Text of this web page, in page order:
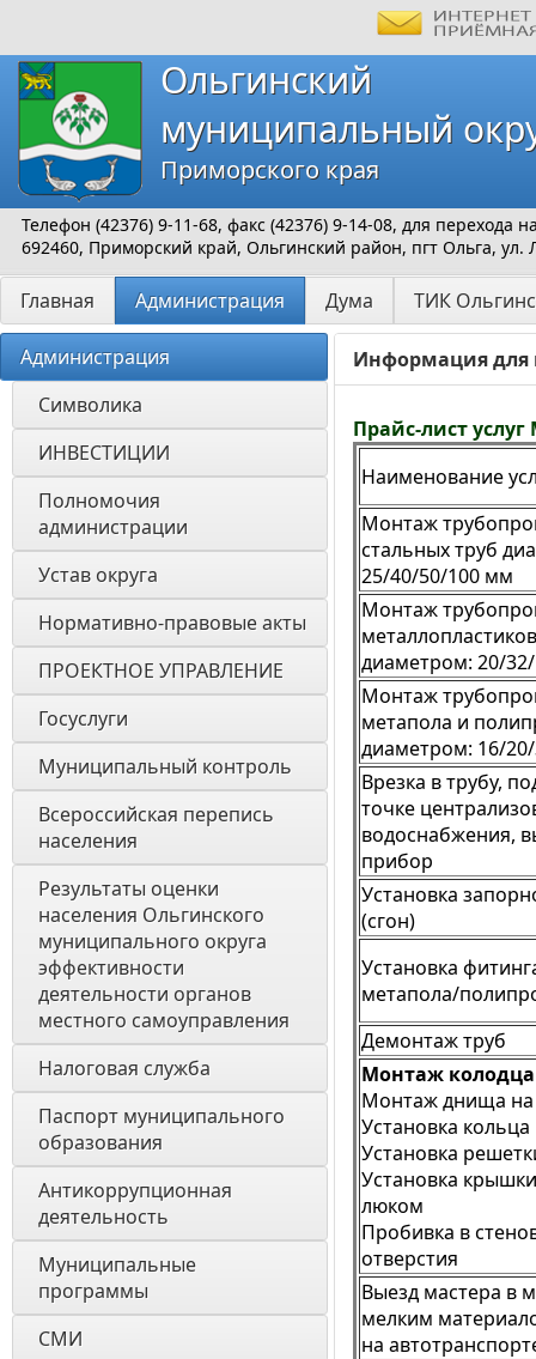
Ольгинский
муниципальный
Приморского края
Телефон (42376) 9-11-68, факс (42376) 9-14-08, для перехода
692460, Приморский край, Ольгинский район, пгт Ольга, ул.
Главная Администрация Дума ТИК
Администрация
Символика
ИНВЕСТИЦИИ
Полномочия
администрации
Устав округа
Нормативно-правовые акты
ПРОЕКТНОЕ УПРАВЛЕНИЕ
Госуслуги
Муниципальный контроль
Всероссийская перепись
населения
Результаты оценки
населения Ольгинского
муниципального округа
эффективности
деятельности органов
местного самоуправления
Налоговая служба
Паспорт муниципального
образования
Антикоррупционная
деятельность
Муниципальные
программы
СМИ
Информация для
Прайс-лист
Наименование
Монтаж
стальных труб
25/40/50/100 мм
Монтаж
диаметром: 20/
Монтаж
метапола и
диаметром: 16/
Врезка в трубу,
точке
водоснабжения,
прибор
Установка
(сгон)
Установка
метапола/
Демонтаж труб
Монтаж колодца
Монтаж днища на
Установка кольца
Установка
Установка
люком
Пробивка в
отверстия
Выезд мастера в
мелким
на